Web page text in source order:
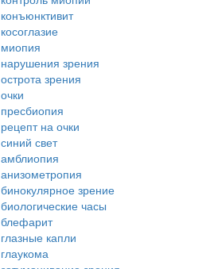
конъюнктивит
косоглазие
миопия
нарушения зрения
острота зрения
очки
пресбиопия
рецепт на очки
синий свет
амблиопия
анизометропия
бинокулярное зрение
биологические часы
блефарит
глазные капли
глаукома